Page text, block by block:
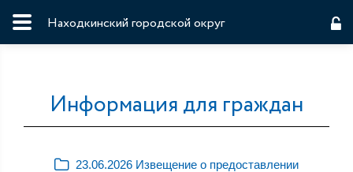
Находкинский городской округ
Информация для граждан
23.06.2026 Извещение о предоставлении